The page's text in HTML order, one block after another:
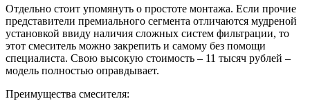
Отдельно стоит упомянуть о простоте монтажа. Если прочие
представители премиального сегмента отличаются мудреной
установкой ввиду наличия сложных систем фильтрации, то
этот смеситель можно закрепить и самому без помощи
специалиста. Свою высокую стоимость – 11 тысяч рублей –
модель полностью оправдывает.
Преимущества смесителя: